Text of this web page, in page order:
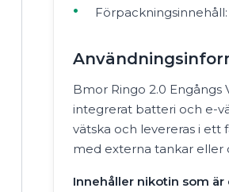
Bmor Ringo 2.0
integrerat batteri och e-
vätska och levereras i
med externa tankar eller
Innehåller nikotin som